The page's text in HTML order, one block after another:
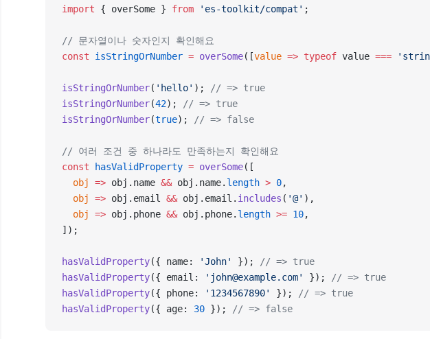
import { overSome } from 'es-toolkit/compat' ;
// 문자열이나 숫자인지 확인해요
const isStringOrNumber = overSome([value => typeof value ===
isStringOrNumber( 'hello' );
// => true
isStringOrNumber(42);
// => true
isStringOrNumber(true); // => false
// 여러 조건 중 하나라도 만족하는지 확인해요
const hasValidProperty = overSome([
  obj
=> obj.name && obj.name. length > 0,
  obj
=> obj.email && obj.email. includes ( '@' ),
  obj
=> obj.phone && obj.phone. length >= 10,
]);
hasValidProperty({ name: 'John' });
// => true
hasValidProperty({ email: 'john@example.com' });
// => true
hasValidProperty({ phone: '1234567890' });
// => true
hasValidProperty({ age: 30 }); // => false